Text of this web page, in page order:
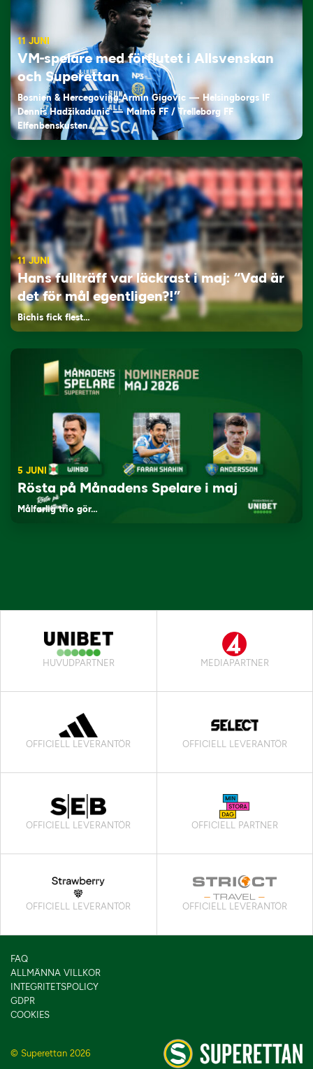
11 JUNI
VM-spelare med förflutet i Allsvenskan
och Superettan
Bosnien & Hercegovina Armin Gigovic — Helsingborgs IF
Dennis Hadžikadunić — Malmö FF / Trelleborg FF
Elfenbenskusten…
11 JUNI
Hans fullträff var läckrast i maj: “Vad är
det för mål egentligen?!”
Bichis fick flest…
5 JUNI
Rösta på Månadens Spelare i maj
Målfarlig trio gör…
HUVUDPARTNER MEDIAPARTNER
OFFICIELL LEVERANTÖR OFFICIELL LEVERANTÖR
OFFICIELL LEVERANTÖR OFFICIELL PARTNER
OFFICIELL LEVERANTÖR OFFICIELL LEVERANTÖR
© Superettan 2026
FAQ
ALLMÄNNA VILLKOR
INTEGRITETSPOLICY
GDPR
COOKIES